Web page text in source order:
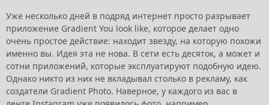
Уже несколько дней в подряд интернет просто разрывает
приложение Gradient You look like, которое делает одно
очень простое действие: находит звезду, на которую похожи
именно вы. Идея эта не нова. В сети есть десяток, а может и
сотни приложений, которые эксплуатируют подобную идею.
Однако никто из них не вкладывал столько в рекламу, как
создатели Gradient Photo. Наверное, у каждого из вас в